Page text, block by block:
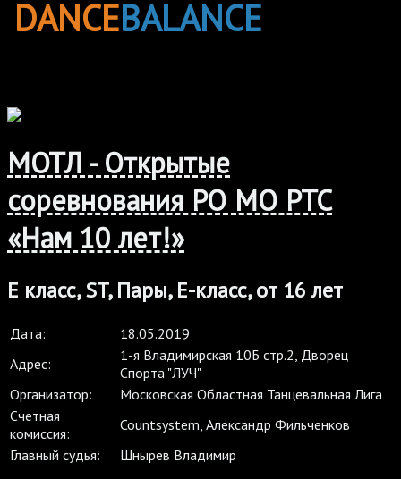
DANCEBALANCE
МОТЛ - Открытые
соревнования РО МО РТС
«Нам 10 лет!»
Е класс, ST, Пары, E-класс, от 16 лет
Дата:
18.05.2019
Адрес:
1-я Владимирская 10Б стр.2, Дворец
Спорта "ЛУЧ"
Организатор:
Московская Областная Танцевальная Лига
Cчетная
комиссия:
Countsystem, Александр Фильченков
Главный судья:
Шнырев Владимир